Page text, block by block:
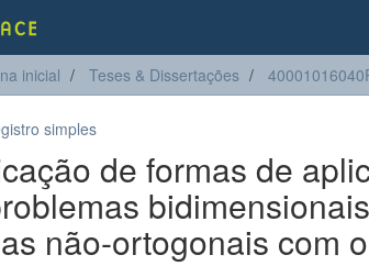
inicial Teses & Dissertações
simples
de formas de
não-ortogonais com